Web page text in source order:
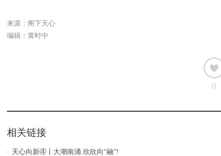
来源：阁下天心
编辑：黄时中
0
相关链接
天心向新④丨大潮南涌 欣欣向“融”!